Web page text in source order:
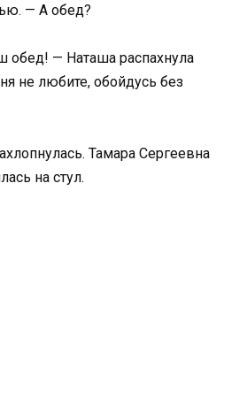
— А обед?
— Наташа распахнула
не любите, обойдусь без
Тамара Сергеевна
на стул.